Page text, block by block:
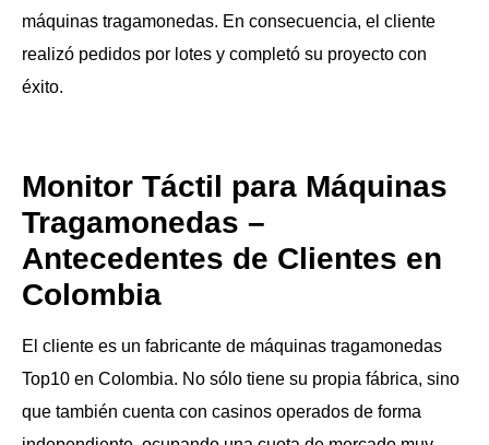
máquinas tragamonedas. En consecuencia, el cliente
realizó pedidos por lotes y completó su proyecto con
éxito.
Monitor Táctil para Máquinas
Tragamonedas –
Antecedentes de Clientes en
Colombia
El cliente es un fabricante de máquinas tragamonedas
Top10 en Colombia. No sólo tiene su propia fábrica, sino
que también cuenta con casinos operados de forma